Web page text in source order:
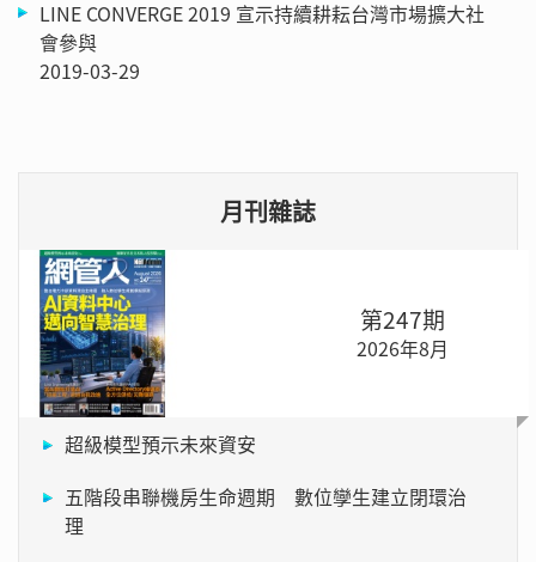
LINE CONVERGE 2019 宣示持續耕耘台灣市場擴大社
會參與
2019-03-29
月刊雜誌
第247期
2026年8月
超級模型預示未來資安
五階段串聯機房生命週期 數位孿生建立閉環治
理